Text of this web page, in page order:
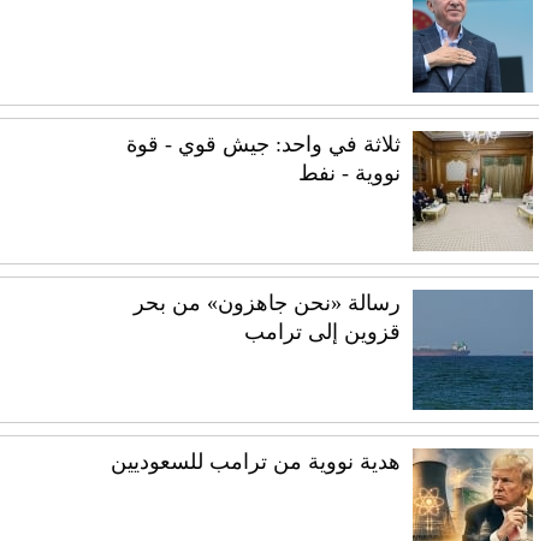
ثلاثة في واحد: جيش قوي - قوة
نووية - نفط
رسالة «نحن جاهزون» من بحر
قزوين إلى ترامب
هدية نووية من ترامب للسعوديين